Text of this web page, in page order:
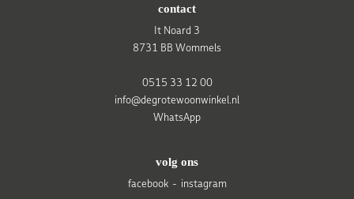
volg ons
facebook instagram
contact
It Noard 3
8731 BB Wommels
0515 33 12 00
info@degrotewoonwinkel.nl
WhatsApp